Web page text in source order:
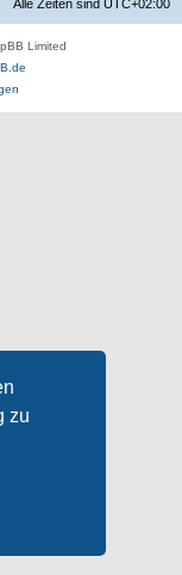
zu
Alle Zeiten sind UTC+02:00
Limited